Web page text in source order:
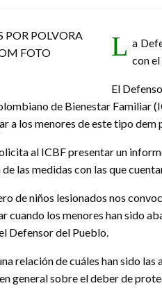
L a
con
El
de Bienestar Familiar
a los menores de este tipo dem
al ICBF presentar un
las medidas con las que
de niños lesionados nos
cuando los menores han sido
Defensor del Pueblo.
relación de cuáles han sido
general sobre el deber de